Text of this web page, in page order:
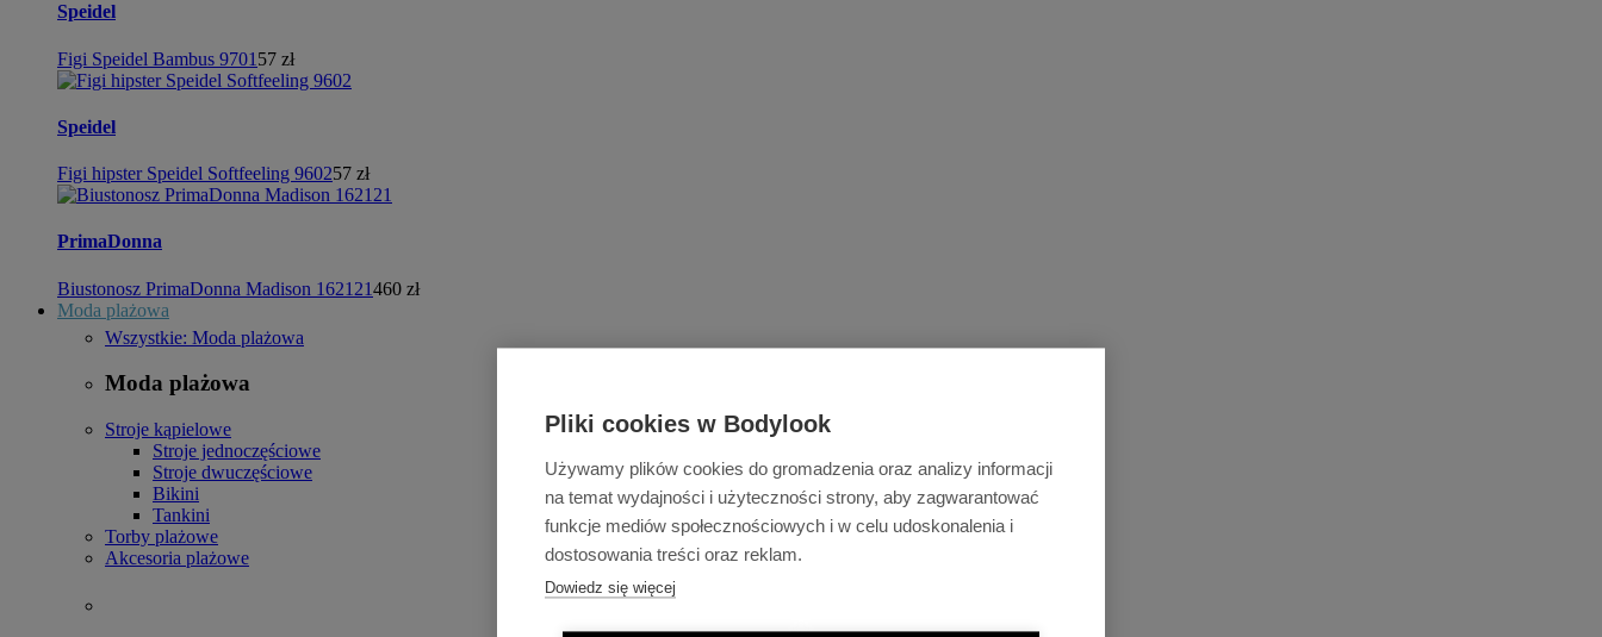
Pliki cookies w Bodylook
Używamy plików cookies do gromadzenia oraz analizy informacji
na temat wydajności i użyteczności strony, aby zagwarantować
funkcje mediów społecznościowych i w celu udoskonalenia i
dostosowania treści oraz reklam.
Dowiedz się więcej
Speidel
Figi Speidel Bambus 9701 57 zł
Speidel
Figi hipster Speidel Softfeeling 960257 zł
PrimaDonna
Biustonosz PrimaDonna Madison 162121460 zł
Moda plażowa
Wszystkie: Moda plażowa
Moda plażowa
Stroje kąpielowe
Stroje jednoczęściowe
Stroje dwuczęściowe
Bikini
Tankini
Torby plażowe
Akcesoria plażowe